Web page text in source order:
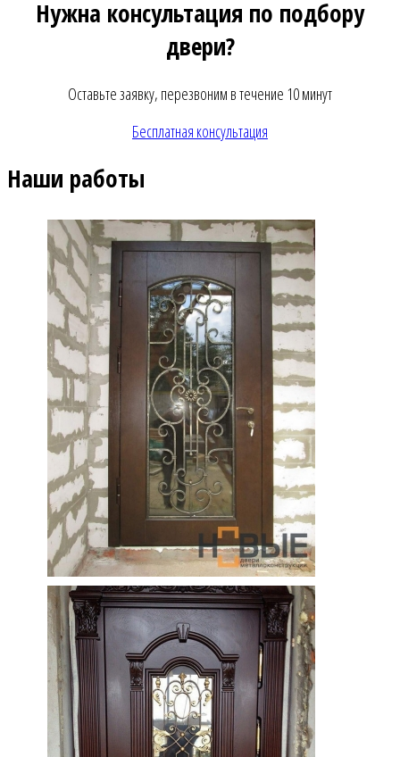
Нужна консультация по подбору
двери?
Оставьте заявку, перезвоним в течение 10 минут
Бесплатная консультация
Наши работы